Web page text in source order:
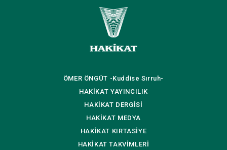
ÖMER ÖNGÜT -Kuddise Sırruh-
HAKİKAT YAYINCILIK
HAKİKAT DERGİSİ
HAKİKAT MEDYA
HAKİKAT KIRTASİYE
HAKİKATTAKVİMLERİ